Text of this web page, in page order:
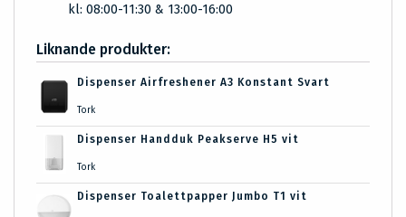
kl: 08:00-11:30 & 13:00-16:00
Liknande produkter:
Dispenser Airfreshener A3 Konstant Svart
Tork
Dispenser Handduk Peakserve H5 vit
Tork
Dispenser Toalettpapper Jumbo T1 vit